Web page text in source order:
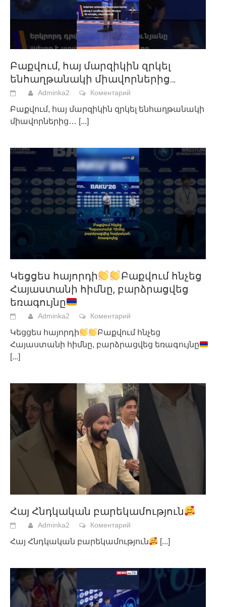
Բաքվում, հայ մարզիկին զրկել
ենհաղթանակի միավորներից…
Adminka2 Коментарий
Բաքվում, հայ մարզիկին զրկել ենհաղթանակի
միավորներից… [...]
Կեցցես հայորդի
Բաքվում հնչեց
Հայաստանի հիմնը, բարձրացվեց
եռագույնը
Adminka2 Коментарий
Կեցցես հայորդի
Բաքվում հնչեց
Հայաստանի հիմնը, բարձրացվեց եռագույնը
[...]
Հայ Հնդկական բարեկամություն
Adminka2 Коментарий
Հայ Հնդկական բարեկամություն [...]